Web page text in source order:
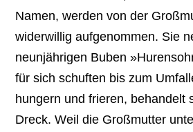
Namen, werden von der
widerwillig aufgenommen. Sie
neunjährigen Buben
für sich schuften bis zum
hungern und frieren, behandelt
Dreck. Weil die Großmutter